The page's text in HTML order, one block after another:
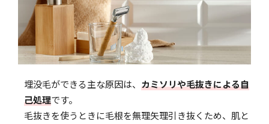
埋没毛ができる主な原因は、 カミソリや毛抜きによる自
己処理です。
毛抜きを使うときに毛根を無理矢理引き抜くため、肌と